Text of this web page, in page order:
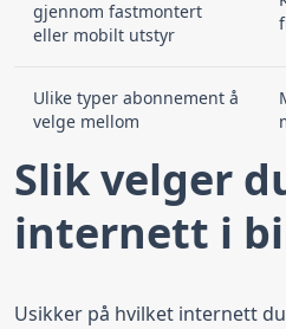
gjennom fastmontert
eller mobilt utstyr
Ulike typer abonnement å
velge mellom
Slik velger
internett i
Usikker på hvilket internett